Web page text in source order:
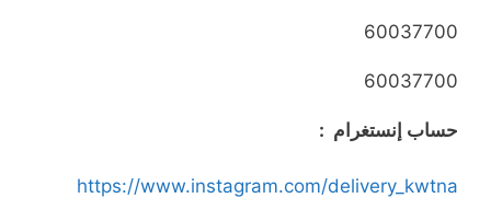
60037700
60037700
حساب إنستغرام :
https://www.instagram.com/delivery_kwtna